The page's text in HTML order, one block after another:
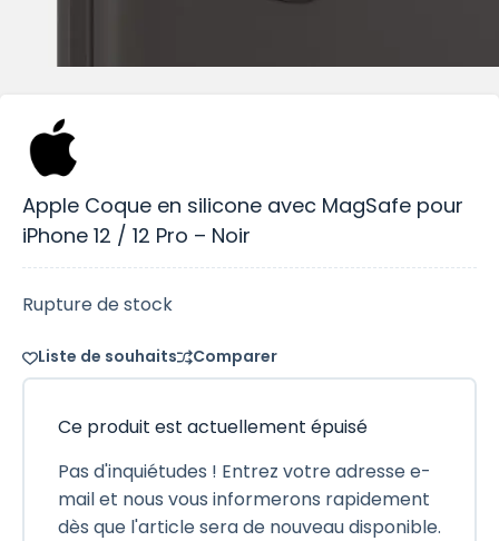
Apple Coque en silicone avec MagSafe pour
iPhone 12 / 12 Pro – Noir
Rupture de stock
Liste de souhaits Comparer
Ce produit est actuellement épuisé
Pas d'inquiétudes ! Entrez votre adresse e-
mail et nous vous informerons rapidement
dès que l'article sera de nouveau disponible.